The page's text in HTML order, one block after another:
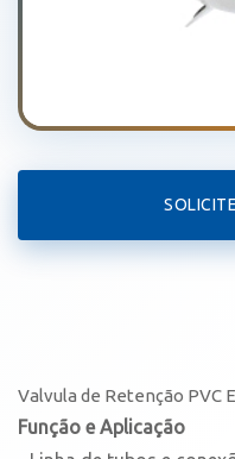
Valvula de Retenção PVC
Função e Aplicação